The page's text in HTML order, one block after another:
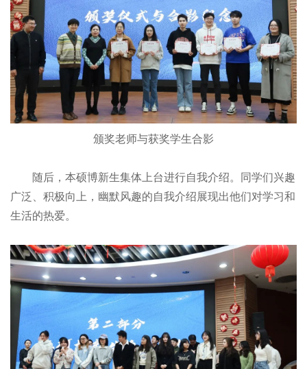
颁奖老师与获奖学生合影
随后，本硕博新生集体上台进行自我介绍。同学们兴趣
广泛、积极向上，幽默风趣的自我介绍展现出他们对学习和
生活的热爱。